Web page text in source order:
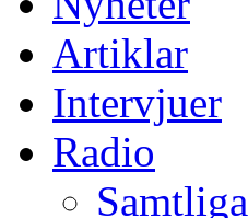
Artiklar
Intervjuer
Radio